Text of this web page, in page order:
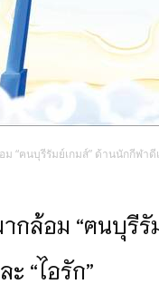
“ฅนบุรีรัมย์เกมส์” ด้านนักกีฬาดี
กล้อม “ฅนบุรีรั
“ไอรัก”